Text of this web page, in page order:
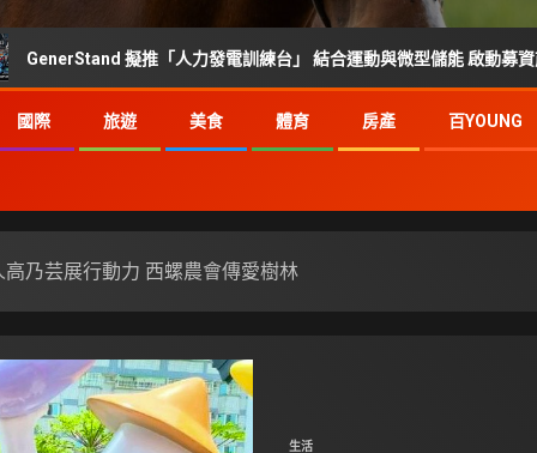
擬推「人力發電訓練台」 結合運動與微型儲能 啟動募資前市場調查
國際 旅遊 美食 體育 房產 百YOUNG
乃芸展行動力 西螺農會傳愛樹林
生活